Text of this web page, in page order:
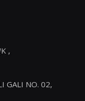
,
GALI NO. 02,